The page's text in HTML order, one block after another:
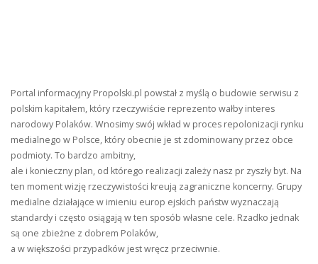
Portal informacyjny Propolski.pl powstał z myślą o budowie serwisu z
polskim kapitałem, który rzeczywiście reprezento wałby interes
narodowy Polaków. Wnosimy swój wkład w proces repolonizacji rynku
medialnego w Polsce, który obecnie je st zdominowany przez obce
podmioty. To bardzo ambitny,
ale i konieczny plan, od którego realizacji zależy nasz pr zyszły byt. Na
ten moment wizję rzeczywistości kreują zagraniczne koncerny. Grupy
medialne działające w imieniu europ ejskich państw wyznaczają
standardy i często osiągają w ten sposób własne cele. Rzadko jednak
są one zbieżne z dobrem Polaków,
a w większości przypadków jest wręcz przeciwnie.